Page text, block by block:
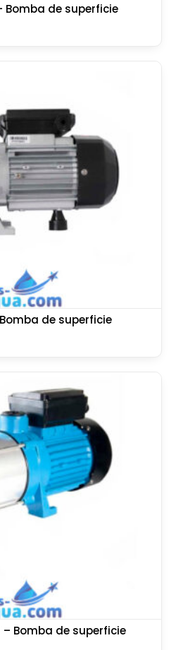
Bomba de superficie
de superficie
– Bomba de superficie